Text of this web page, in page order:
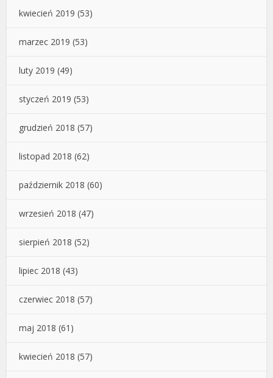
kwiecień 2019 (53)
marzec 2019 (53)
luty 2019 (49)
styczeń 2019 (53)
grudzień 2018 (57)
listopad 2018 (62)
październik 2018 (60)
wrzesień 2018 (47)
sierpień 2018 (52)
lipiec 2018 (43)
czerwiec 2018 (57)
maj 2018 (61)
kwiecień 2018 (57)